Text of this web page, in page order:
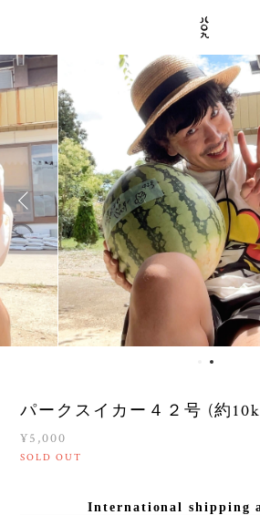
パークスイカー４２号 (約
¥5,000
SOLD OUT
International shipping